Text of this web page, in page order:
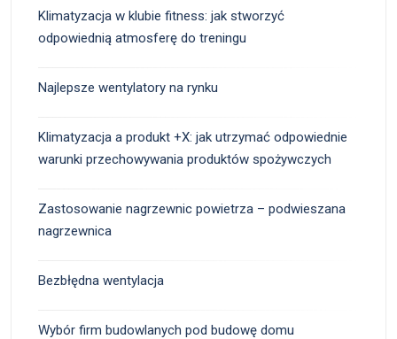
Klimatyzacja w klubie fitness: jak stworzyć
odpowiednią atmosferę do treningu
Najlepsze wentylatory na rynku
Klimatyzacja a produkt +X: jak utrzymać odpowiednie
warunki przechowywania produktów spożywczych
Zastosowanie nagrzewnic powietrza – podwieszana
nagrzewnica
Bezbłędna wentylacja
Wybór firm budowlanych pod budowę domu